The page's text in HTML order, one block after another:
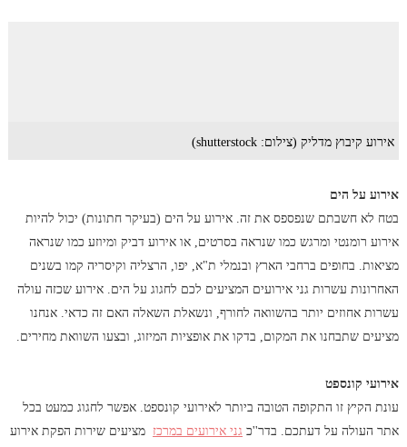
אירוע קיבוץ מדליק (צילום: shutterstock)
אירוע על הים
בטח לא חשבתם שנפספס את זה. אירוע על הים (בעיקר חתונות) יכול להיות
אירוע רומנטי ומרגש כמו שנראה בסרטים, או אירוע דביק ומיוזע כמו שנראה
מציאות. בחופים ברחבי הארץ ובנמלי ת"א, יפו, הרצליה וקיסריה קמו בשנים
האחרונות עשרות גני אירועים המציעים לכם לחגוג על הים. אירוע שכזה עולה
עשרות אחוזים יותר בהשוואה לחורף, ונשאלת השאלה האם זה כדאי. אנחנו
מציעים שתבחנו את המקום, בדקו את אופציות המיזוג, ובצעו השוואת מחירים.
אירועי קונספט
עונת הקיץ זו התקופה הטובה ביותר לאירועי קונספט. אפשר לחגוג כמעט בכל
אתר העולה על דעתכם. בדר''כ גני אירועים במרכז מציעים שירות הפקת אירוע